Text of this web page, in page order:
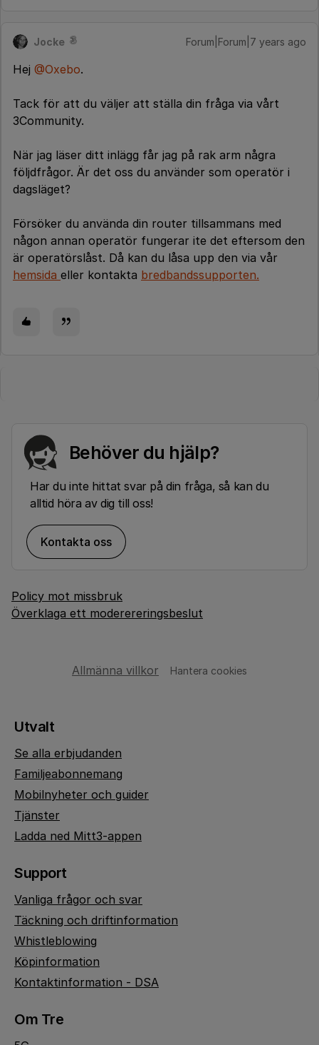
Jocke Forum|Forum|7 years ago
Hej @Oxebo.
Tack för att du väljer att ställa din fråga via vårt
3Community.
När jag läser ditt inlägg får jag på rak arm några
följdfrågor. Är det oss du använder som operatör i
dagsläget?
Försöker du använda din router tillsammans med
någon annan operatör fungerar ite det eftersom den
är operatörslåst. Då kan du låsa upp den via vår
hemsida eller kontakta bredbandssupporten.
Behöver du hjälp?
Har du inte hittat svar på din fråga, så kan du
alltid höra av dig till oss!
Kontakta oss
Policy mot missbruk
Överklaga ett moderereringsbeslut
Allmänna villkor Hantera cookies
Utvalt
Se alla erbjudanden
Familjeabonnemang
Mobilnyheter och guider
Tjänster
Ladda ned Mitt3-appen
Support
Vanliga frågor och svar
Täckning och driftinformation
Whistleblowing
Köpinformation
Kontaktinformation - DSA
Om Tre